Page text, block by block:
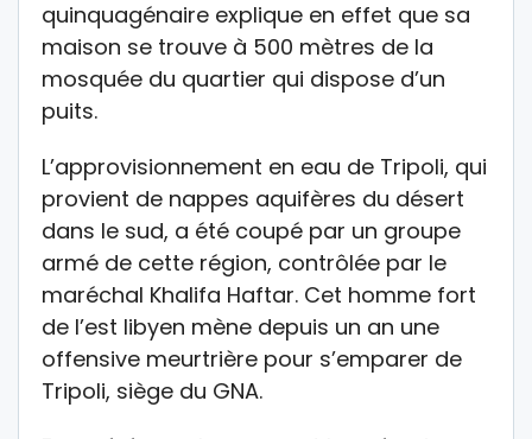
quinquagénaire explique en effet que sa
maison se trouve à 500 mètres de la
mosquée du quartier qui dispose d’un
puits.
L’approvisionnement en eau de Tripoli, qui
provient de nappes aquifères du désert
dans le sud, a été coupé par un groupe
armé de cette région, contrôlée par le
maréchal Khalifa Haftar. Cet homme fort
de l’est libyen mène depuis un an une
offensive meurtrière pour s’emparer de
Tripoli, siège du GNA.